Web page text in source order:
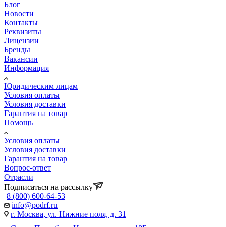
Блог
Новости
Контакты
Реквизиты
Лицензии
Бренды
Вакансии
Информация
Юридическим лицам
Условия оплаты
Условия доставки
Гарантия на товар
Помощь
Условия оплаты
Условия доставки
Гарантия на товар
Вопрос-ответ
Отрасли
Подписаться на рассылку
8 (800) 600-64-53
info@podrf.ru
г. Москва, ул. Нижние поля, д. 31